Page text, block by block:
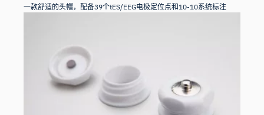
一款舒适的头帽，配备39个tES/EEG电极定位点和10-10系统标注